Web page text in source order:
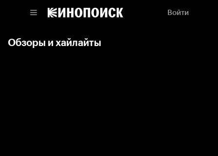
Войти
Обзоры и хайлайты